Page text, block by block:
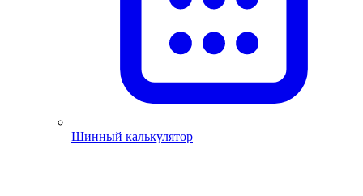
Шинный калькулятор